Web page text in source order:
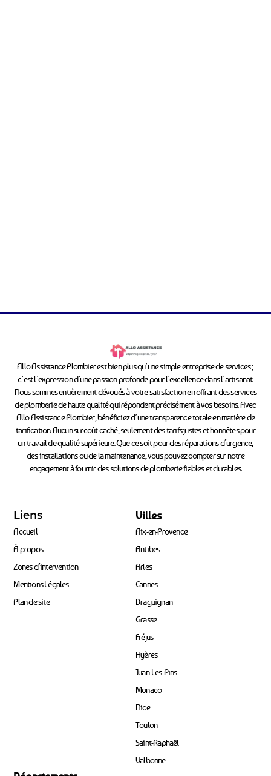
Allo Assistance Plombier est bien plus qu’une simple entreprise de services ;
c’est l’expression d’une passion profonde pour l’excellence dans l’artisanat.
Nous sommes entièrement dévoués à votre satisfaction en offrant des services
de plomberie de haute qualité qui répondent précisément à vos besoins. Avec
Allo Assistance Plombier, bénéficiez d’une transparence totale en matière de
tarification. Aucun surcoût caché, seulement des tarifs justes et honnêtes pour
un travail de qualité supérieure. Que ce soit pour des réparations d’urgence,
des installations ou de la maintenance, vous pouvez compter sur notre
engagement à fournir des solutions de plomberie fiables et durables.
Liens
Accueil
À propos
Zones d’intervention
Mentions Légales
Plan de site
Villes
Aix-en-Provence
Antibes
Arles
Cannes
Draguignan
Grasse
Fréjus
Hyères
Juan-Les-Pins
Monaco
Nice
Toulon
Saint-Raphaël
Valbonne